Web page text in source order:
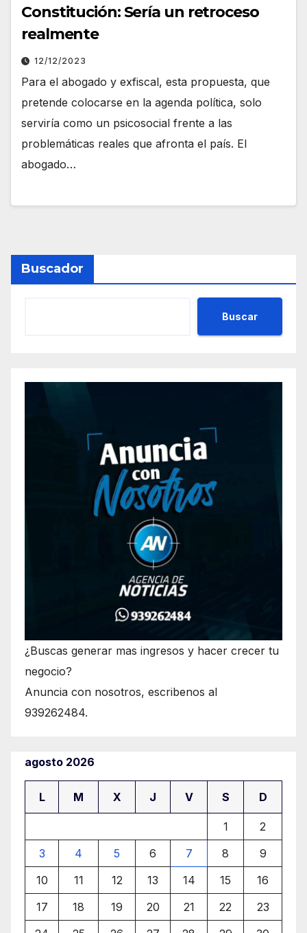
Constitución: Sería un retroceso
realmente
12/12/2023
Para el abogado y exfiscal, esta propuesta, que
pretende colocarse en la agenda política, solo
serviría como un psicosocial frente a las
problemáticas reales que afronta el país. El
abogado…
Buscador
Buscar
¿Buscas generar mas ingresos y hacer crecer tu
negocio?
Anuncia con nosotros, escribenos al
939262484.
agosto 2026
L M X J V S D
1
2
3
4 5 6 7 8
9
10
11 12 13 14 15
16
17
18 19 20 21 22
23